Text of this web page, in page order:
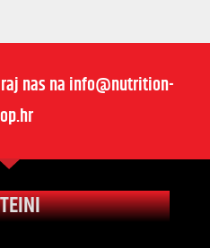
nas na info@nutrition-